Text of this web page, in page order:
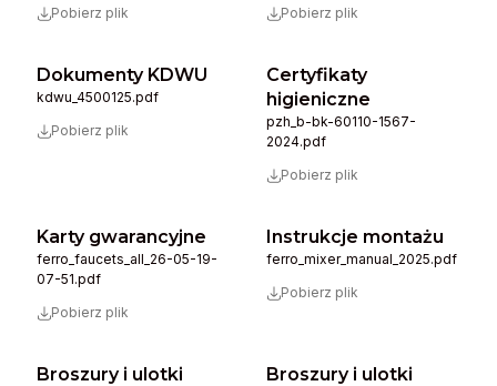
Pobierz plik
Pobierz plik
Dokumenty KDWU
kdwu_4500125.pdf
Pobierz plik
Certyfikaty
higieniczne
pzh_b-bk-60110-1567-
2024.pdf
Pobierz plik
Karty gwarancyjne
ferro_faucets_all_26-05-19-
07-51.pdf
Pobierz plik
Instrukcje montażu
ferro_mixer_manual_2025.pdf
Pobierz plik
Broszury i ulotki Broszury i ulotki